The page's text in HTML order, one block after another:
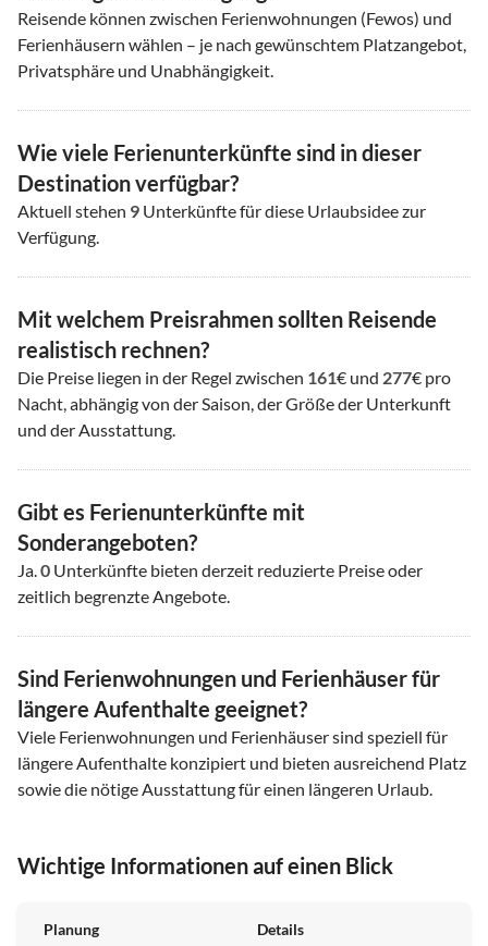
Reisende können zwischen Ferienwohnungen (Fewos) und
Ferienhäusern wählen – je nach gewünschtem Platzangebot,
Privatsphäre und Unabhängigkeit.
Wie viele Ferienunterkünfte sind in dieser
Destination verfügbar?
Aktuell stehen 9 Unterkünfte für diese Urlaubsidee zur
Verfügung.
Mit welchem Preisrahmen sollten Reisende
realistisch rechnen?
Die Preise liegen in der Regel zwischen 161€ und 277€ pro
Nacht, abhängig von der Saison, der Größe der Unterkunft
und der Ausstattung.
Gibt es Ferienunterkünfte mit
Sonderangeboten?
Ja.0 Unterkünfte bieten derzeit reduzierte Preise oder
zeitlich begrenzte Angebote.
Sind Ferienwohnungen und Ferienhäuser für
längere Aufenthalte geeignet?
Viele Ferienwohnungen und Ferienhäuser sind speziell für
längere Aufenthalte konzipiert und bieten ausreichend Platz
sowie die nötige Ausstattung für einen längeren Urlaub.
Wichtige Informationen auf einen Blick
Planung Details